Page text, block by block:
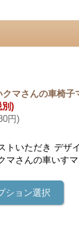
クマさんの車椅子
別)
円)
トいただき デザ
マさんの車いす